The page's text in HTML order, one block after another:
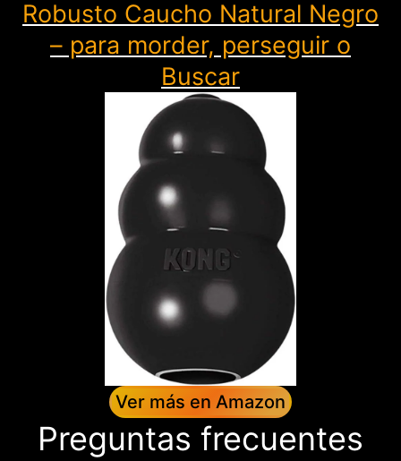
Robusto Caucho Natural Negro
– para morder, perseguir o
Buscar
Ver más en Amazon
Preguntas frecuentes